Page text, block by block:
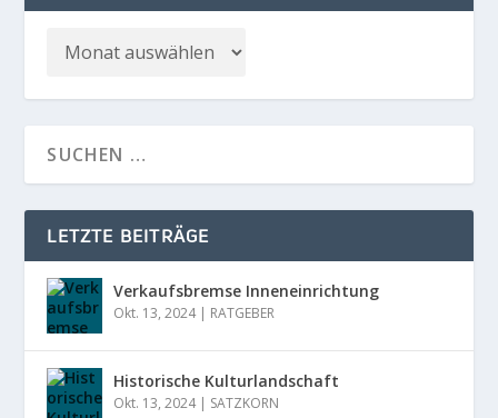
LETZTE BEITRÄGE
Verkaufsbremse Inneneinrichtung
Okt. 13, 2024| RATGEBER
Historische Kulturlandschaft
Okt. 13, 2024| SATZKORN